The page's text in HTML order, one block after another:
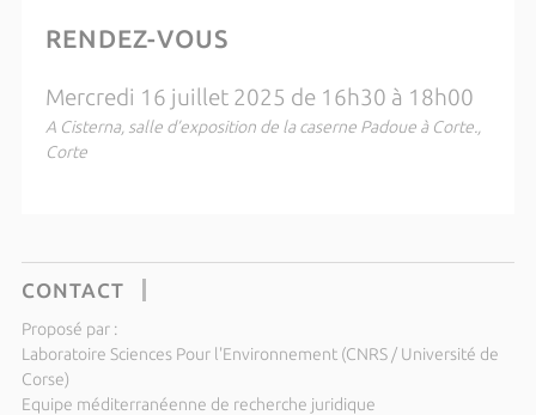
RENDEZ-VOUS
Mercredi 16 juillet 2025 de 16h30 à 18h00
A Cisterna, salle d’exposition de la caserne Padoue à Corte.,
Corte
CONTACT
Proposé par :
Laboratoire Sciences Pour l'Environnement (CNRS / Université de
Corse)
Equipe méditerranéenne de recherche juridique